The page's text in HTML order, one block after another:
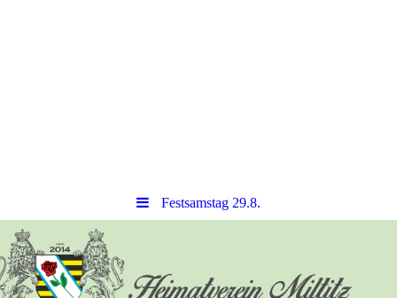
Festsamstag 29.8.